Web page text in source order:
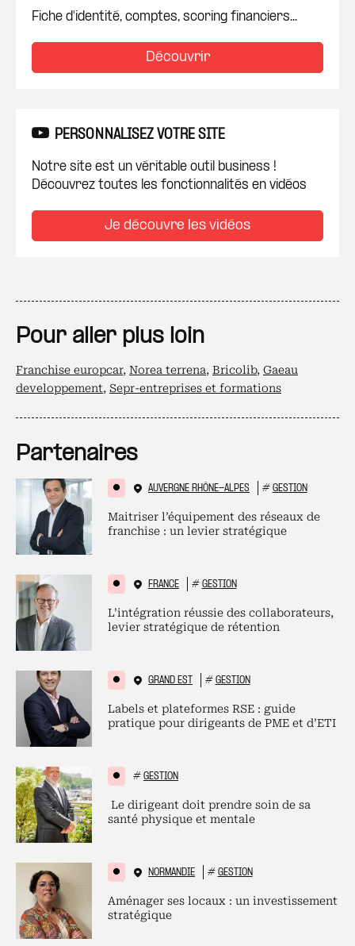
Fiche d'identité, comptes, scoring financiers...
Découvrir
PERSONNALISEZ VOTRE SITE
Notre site est un véritable outil business !
Découvrez toutes les fonctionnalités en vidéos
Je découvre les vidéos
Pour aller plus loin
Franchise europcar, Norea terrena, Bricolib, Gaeau
developpement, Sepr-entreprises et formations
Partenaires
AUVERGNE RHÔNE-ALPES # GESTION
Maitriser l’équipement des réseaux de
franchise : un levier stratégique
FRANCE # GESTION
L’intégration réussie des collaborateurs,
levier stratégique de rétention
GRAND EST # GESTION
Labels et plateformes RSE : guide
pratique pour dirigeants de PME et d’ETI
# GESTION
Le dirigeant doit prendre soin de sa
santé physique et mentale
NORMANDIE # GESTION
Aménager ses locaux : un investissement
stratégique